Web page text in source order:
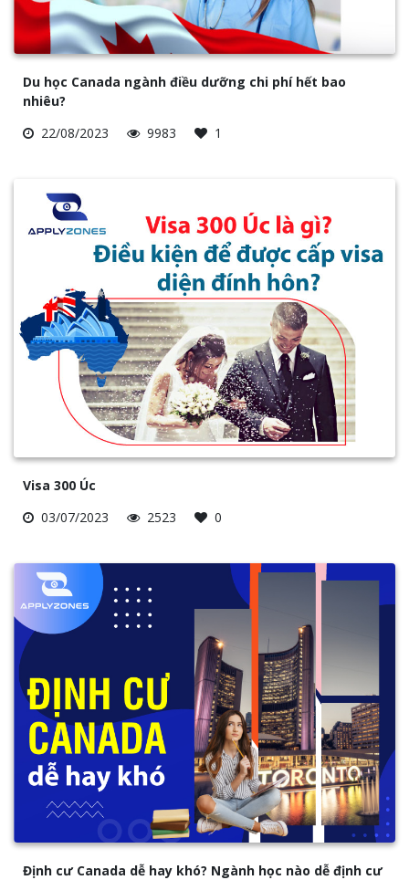
Du học Canada ngành điều dưỡng chi phí hết bao
nhiêu?
22/08/2023
9983 1
Visa 300 Úc
03/07/2023
2523 0
Định cư Canada dễ hay khó? Ngành học nào dễ định cư